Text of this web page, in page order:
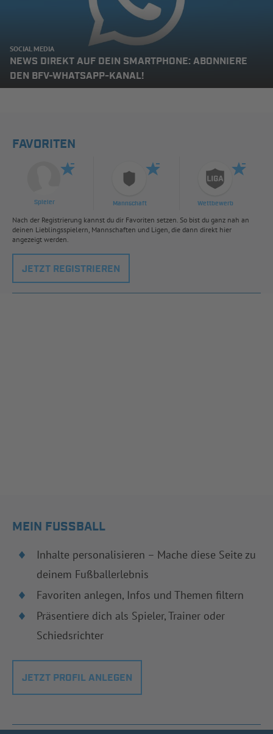
SOCIAL MEDIA
NEWS DIREKT AUF DEIN SMARTPHONE: ABONNIERE
DEN BFV-WHATSAPP-KANAL!
FAVORITEN
Spieler Mannschaft Wettbewerb
Nach der Registrierung kannst du dir Favoriten setzen. So bist du ganz nah an
deinen Lieblingsspielern, Mannschaften und Ligen, die dann direkt hier
angezeigt werden.
JETZT REGISTRIEREN
MEIN FUSSBALL
Inhalte personalisieren – Mache diese Seite zu
deinem Fußballerlebnis
Favoriten anlegen, Infos und Themen filtern
Präsentiere dich als Spieler, Trainer oder
Schiedsrichter
JETZT PROFIL ANLEGEN